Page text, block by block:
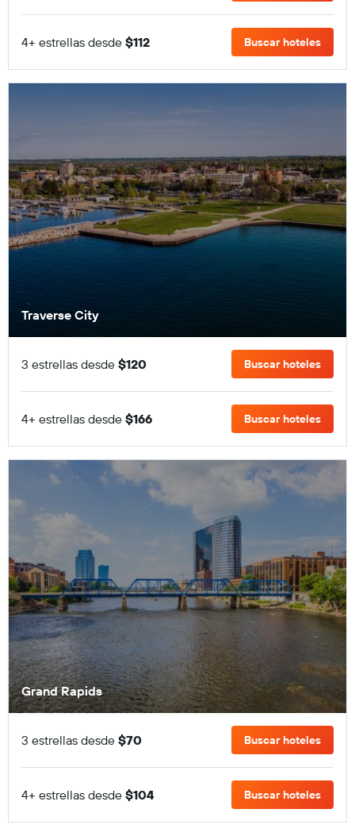
4+ estrellas desde $112 Buscar hoteles
Traverse City
3 estrellas desde $120 Buscar hoteles
4+ estrellas desde $166 Buscar hoteles
Grand Rapids
3 estrellas desde $70 Buscar hoteles
4+ estrellas desde $104 Buscar hoteles